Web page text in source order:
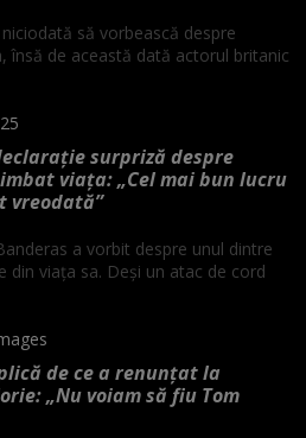
să vorbească despre
însă de această dată actorul britanic
surpriză despre
viața: „Cel mai bun lucru
vreodată”
a vorbit despre unul dintre
din viața sa. Deși un atac de cord
de ce a renunțat la
„Nu voiam să fiu Tom